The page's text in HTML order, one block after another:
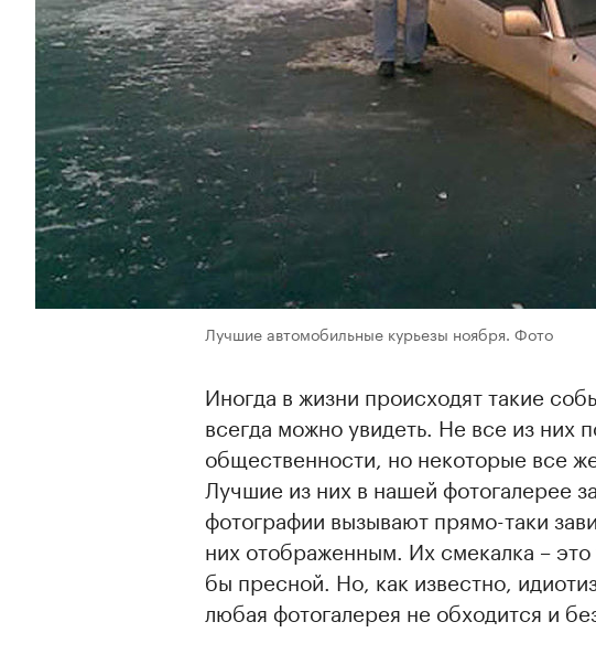
Лучшие автомобильные курьезы ноября. Фото
Иногда в жизни происходят такие
всегда можно увидеть. Не все из них
общественности, но некоторые все
Лучшие из них в нашей фотогалерее
фотографии вызывают прямо-таки
них отображенным. Их смекалка –
бы пресной. Но, как известно,
любая фотогалерея не обходится и